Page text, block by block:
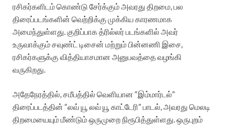
ரசிகர்களிடம் கொண்டு சேர்க்கும் அவரது திறமை, பல
திரைப்படங்களின் வெற்றிக்கு முக்கிய காரணமாக
அமைந்துள்ளது. குறிப்பாக த்ரில்லர் படங்களில் அவர்
உருவாக்கும் சவுண்ட் டிசைன் மற்றும் பின்னணி இசை,
ரசிகர்களுக்கு வித்தியாசமான அனுபவத்தை வழங்கி
வருகிறது.
அதேநேரத்தில், சமீபத்தில் வெளியான “இம்மார்டல்”
திரைப்படத்தின் “லவ் யூ லவ் யூ காட்டேரி” பாடல், அவரது மெலடி
திறமையையும் மீண்டும் ஒருமுறை நிரூபித்துள்ளது. ஒருபுறம்